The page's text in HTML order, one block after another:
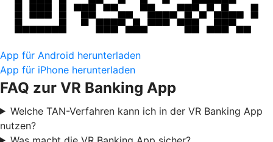
App für Android herunterladen
App für iPhone herunterladen
FAQ zur VR Banking App
Welche TAN-Verfahren kann ich in der VR Banking App
nutzen?